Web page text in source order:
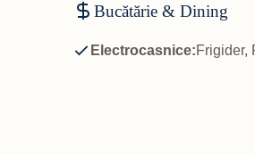
Bucătărie & Dining
Electrocasnice:Frigider,